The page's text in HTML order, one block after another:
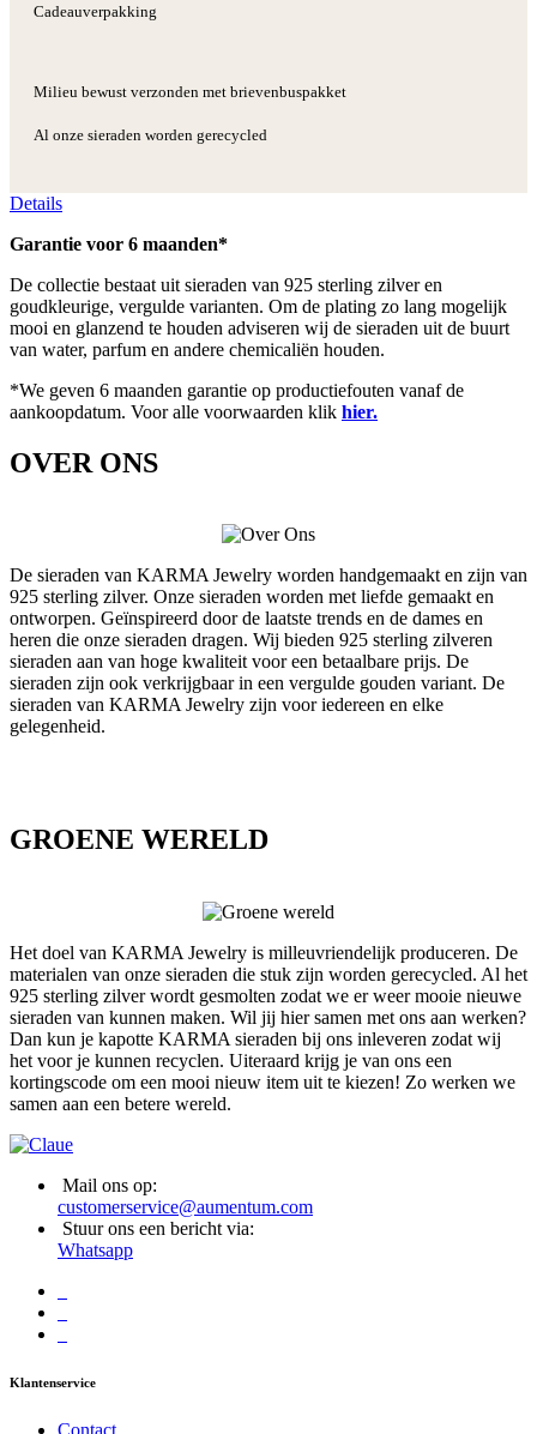
Cadeauverpakking
Milieu bewust verzonden met brievenbuspakket
Al onze sieraden worden gerecycled
Details
Garantie voor 6 maanden*
De collectie bestaat uit sieraden van 925 sterling zilver en
goudkleurige, vergulde varianten. Om de plating zo lang mogelijk
mooi en glanzend te houden adviseren wij de sieraden uit de buurt
van water, parfum en andere chemicaliën houden.
*We geven 6 maanden garantie op productiefouten vanaf de
aankoopdatum. Voor alle voorwaarden klik hier.
OVER ONS
De sieraden van KARMA Jewelry worden handgemaakt en zijn van
925 sterling zilver. Onze sieraden worden met liefde gemaakt en
ontworpen. Geïnspireerd door de laatste trends en de dames en
heren die onze sieraden dragen. Wij bieden 925 sterling zilveren
sieraden aan van hoge kwaliteit voor een betaalbare prijs. De
sieraden zijn ook verkrijgbaar in een vergulde gouden variant. De
sieraden van KARMA Jewelry zijn voor iedereen en elke
gelegenheid.
GROENE WERELD
Het doel van KARMA Jewelry is milleuvriendelijk produceren. De
materialen van onze sieraden die stuk zijn worden gerecycled. Al het
925 sterling zilver wordt gesmolten zodat we er weer mooie nieuwe
sieraden van kunnen maken. Wil jij hier samen met ons aan werken?
Dan kun je kapotte KARMA sieraden bij ons inleveren zodat wij
het voor je kunnen recyclen. Uiteraard krijg je van ons een
kortingscode om een mooi nieuw item uit te kiezen! Zo werken we
samen aan een betere wereld.
Mail ons op:
customerservice@aumentum.com
Stuur ons een bericht via:
Whatsapp
Klantenservice